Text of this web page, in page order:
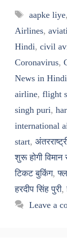
Tags
aapke liye,
Airlines,
Hindi, civil
Coronavirus,
News in Hindi
airline, flight
singh puri,
international
start,
शुरू होगी विमान
टिकट बुकिंग,
हरदीप सिंह पुरी,
Leave a